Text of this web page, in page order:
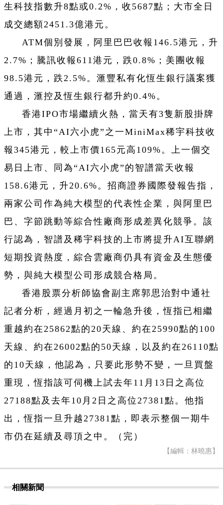
生科技指數升8點或0.2%，收5687點；大市全日
成交總額2451.3億港元。
ATM個別發展，阿里巴巴收報146.5港元，升
2.7%；騰訊收報611港元，跌0.8%；美團收報
98.5港元，跌2.5%。滙豐私有化恆生銀行議案獲
通過，滙控及恆生銀行都升約0.4%。
香港IPO市場繼續火熱，當天有3隻新股掛牌
上市，其中“AI六小虎”之一MiniMax稀宇科技收
報345港元，較上市價165元高109%。上一個交
易日上市、同為“AI六小虎”的智譜當天收報
158.6港元，升20.6%。招商證券國際發報告指，
兩家公司作為純大模型的代表性企業，與阿里巴
巴、字節跳動等綜合性廠商形成差異化競爭。該
行認為，智譜及稀宇科技的上市將提升AI互聯網
短期投資熱度，綜合雲廠商仍具有資金及生態優
勢，與純大模型公司形成競合格局。
香港股票分析師協會副主席郭思治對中通社
記者分析，經過月初之一輪急升後，恆指已相繼
重越約在25862點的20天線、約在25990點的100
天線、約在26002點的50天線，以及約在26110點
的10天線，他認為，只要此形勢不變，一旦買盤
重現，恆指該可伺機上試去年11月13日之高位
27188點及去年10月2日之高位27381點。他指
出，恆指一旦升越27381點，即表示整個一期牛
市仍在延續及尋頂之中。（完）
【編輯：林曉惠】
相關新聞